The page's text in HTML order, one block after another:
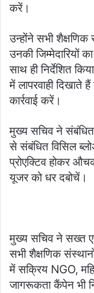
करें।
उन्होंने सभी
उनकी जिम्मेदारियों
साथ ही निर्देशित
में लापरवाही
कार्रवाई करें।
मुख्य सचिव ने संबंधित
से संबंधित विसिल
प्रोएक्टिव होकर
यूजर को धर दबोचें।
मुख्य सचिव ने सख्त
सभी शैक्षणिक
में सक्रिय NGO,
जागरूकता कैंपेन भी